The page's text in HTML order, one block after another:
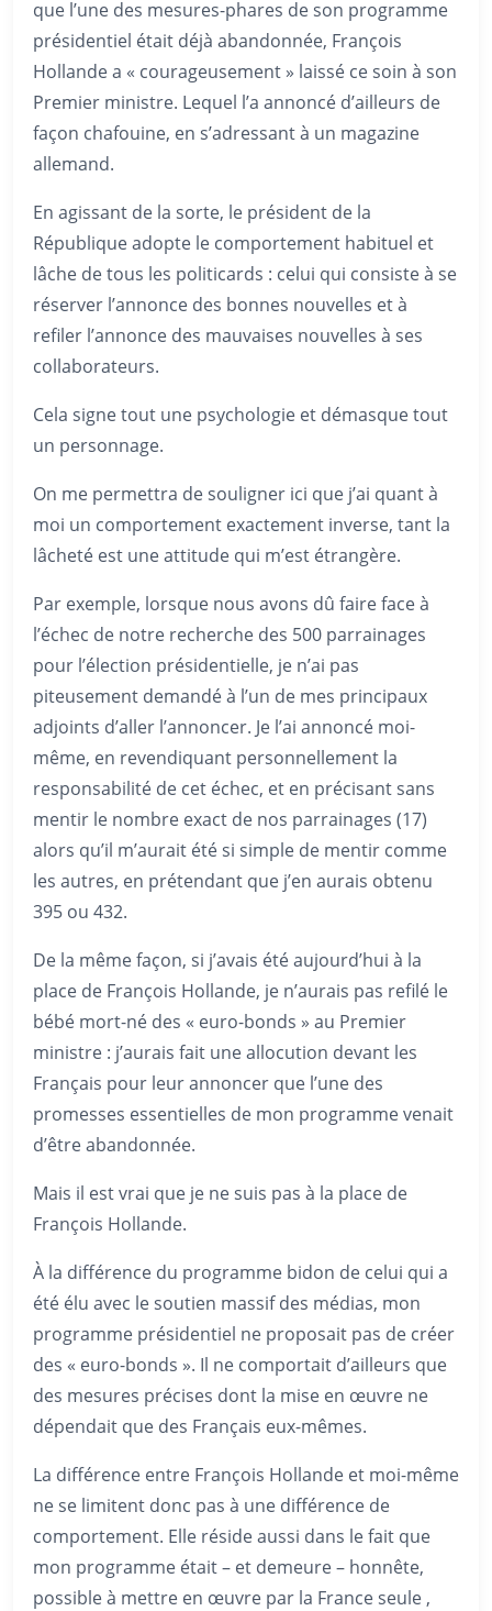
que l’une des mesures-phares de son programme
présidentiel était déjà abandonnée, François
Hollande a « courageusement » laissé ce soin à son
Premier ministre. Lequel l’a annoncé d’ailleurs de
façon chafouine, en s’adressant à un magazine
allemand.
En agissant de la sorte, le président de la
République adopte le comportement habituel et
lâche de tous les politicards : celui qui consiste à se
réserver l’annonce des bonnes nouvelles et à
refiler l’annonce des mauvaises nouvelles à ses
collaborateurs.
Cela signe tout une psychologie et démasque tout
un personnage.
On me permettra de souligner ici que j’ai quant à
moi un comportement exactement inverse, tant la
lâcheté est une attitude qui m’est étrangère.
Par exemple, lorsque nous avons dû faire face à
l’échec de notre recherche des 500 parrainages
pour l’élection présidentielle, je n’ai pas
piteusement demandé à l’un de mes principaux
adjoints d’aller l’annoncer. Je l’ai annoncé moi-
même, en revendiquant personnellement la
responsabilité de cet échec, et en précisant sans
mentir le nombre exact de nos parrainages (17)
alors qu’il m’aurait été si simple de mentir comme
les autres, en prétendant que j’en aurais obtenu
395 ou 432.
De la même façon, si j’avais été aujourd’hui à la
place de François Hollande, je n’aurais pas refilé le
bébé mort-né des « euro-bonds » au Premier
ministre : j’aurais fait une allocution devant les
Français pour leur annoncer que l’une des
promesses essentielles de mon programme venait
d’être abandonnée.
Mais il est vrai que je ne suis pas à la place de
François Hollande.
À la différence du programme bidon de celui qui a
été élu avec le soutien massif des médias, mon
programme présidentiel ne proposait pas de créer
des « euro-bonds ». Il ne comportait d’ailleurs que
des mesures précises dont la mise en œuvre ne
dépendait que des Français eux-mêmes.
La différence entre François Hollande et moi-même
ne se limitent donc pas à une différence de
comportement. Elle réside aussi dans le fait que
mon programme était – et demeure – honnête,
possible à mettre en œuvre par la France seule ,